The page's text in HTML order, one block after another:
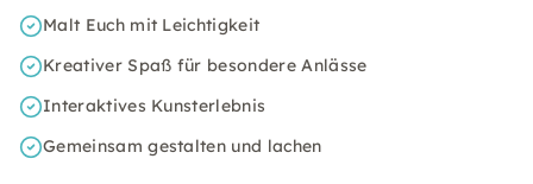
Malt Euch mit Leichtigkeit
Kreativer Spaß für besondere Anlässe
Interaktives Kunsterlebnis
Gemeinsam gestalten und lachen